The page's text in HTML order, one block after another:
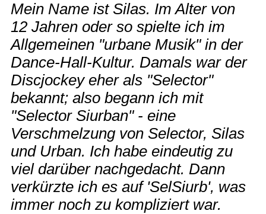
Mein Name ist Silas. Im Alter von
12 Jahren oder so spielte ich im
Allgemeinen "urbane Musik" in der
Dance-Hall-Kultur. Damals war der
Discjockey eher als "Selector"
bekannt; also begann ich mit
"Selector Siurban" - eine
Verschmelzung von Selector, Silas
und Urban. Ich habe eindeutig zu
viel darüber nachgedacht. Dann
verkürzte ich es auf 'SelSiurb', was
immer noch zu kompliziert war.